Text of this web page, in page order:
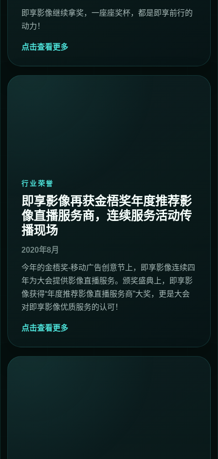
即享影像继续拿奖，一座座奖杯，都是即享前行的
动力！
点击查看更多
行业荣誉
即享影像再获金梧奖年度推荐影
像直播服务商，连续服务活动传
播现场
2020年8月
今年的金梧奖-移动广告创意节上，即享影像连续四
年为大会提供影像直播服务。颁奖盛典上，即享影
像获得“年度推荐影像直播服务商”大奖，更是大会
对即享影像优质服务的认可！
点击查看更多